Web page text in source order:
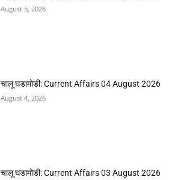
August 5, 2026
चालू घडामोडी: Current Affairs 04 August 2026
August 4, 2026
चालू घडामोडी: Current Affairs 03 August 2026